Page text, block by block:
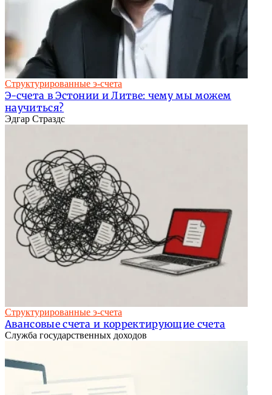
Структурированные э-счета
Э-счета в Эстонии и Литве: чему мы можем
научиться?
Эдгар Страздс
Структурированные э-счета
Авансовые счета и корректирующие счета
Служба государственных доходов